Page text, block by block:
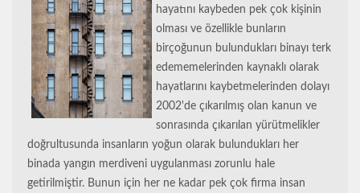
hayatını kaybeden pek çok kişinin
olması ve özellikle bunların
birçoğunun bulundukları binayı terk
edememelerinden kaynaklı olarak
hayatlarını kaybetmelerinden dolayı
2002'de çıkarılmış olan kanun ve
sonrasında çıkarılan yürütmelikler
doğrultusunda insanların yoğun olarak bulundukları her
binada yangın merdiveni uygulanması zorunlu hale
getirilmiştir. Bunun için her ne kadar pek çok firma insan